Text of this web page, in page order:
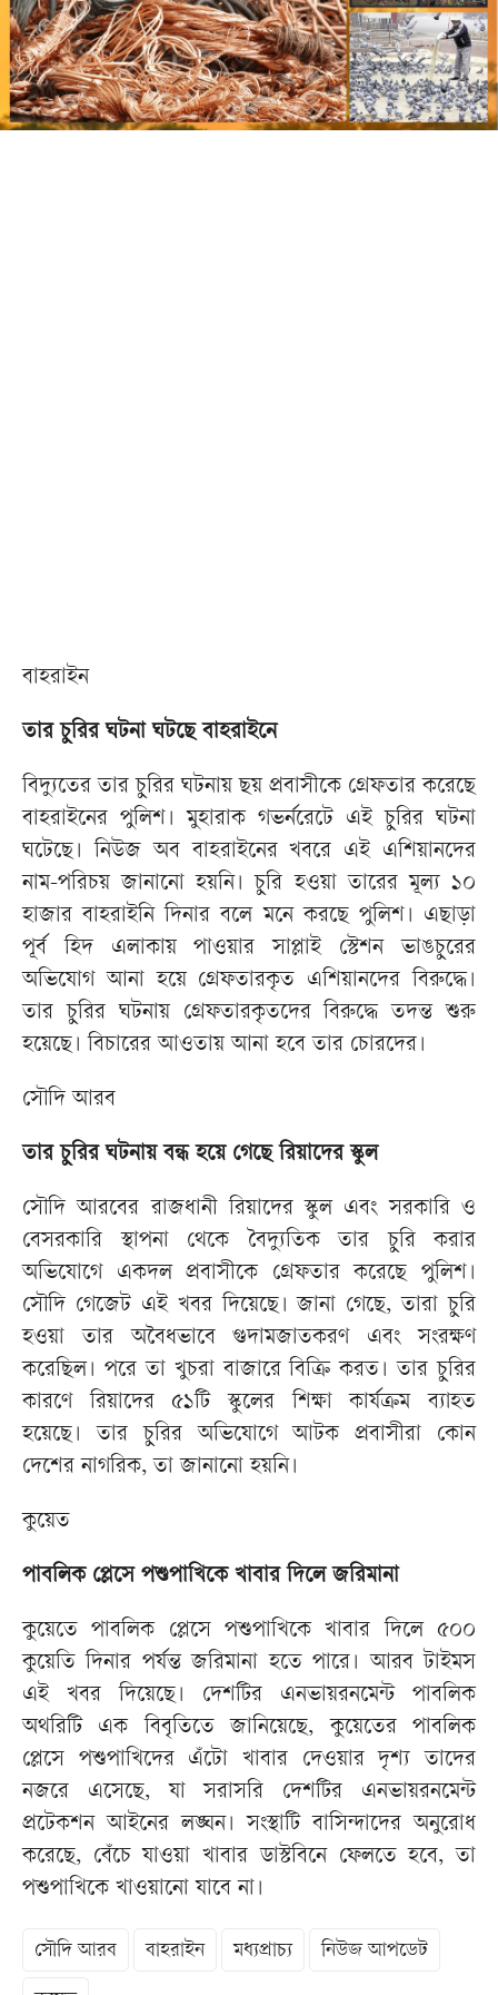
বাহরাইন
তার চুরির ঘটনা ঘটছে বাহরাইনে
বিদ্যুতের তার চুরির ঘটনায় ছয় প্রবাসীকে গ্রেফতার করেছে
বাহরাইনের পুলিশ। মুহারাক গভর্নরেটে এই চুরির ঘটনা
ঘটেছে। নিউজ অব বাহরাইনের খবরে এই এশিয়ানদের
নাম-পরিচয় জানানো হয়নি। চুরি হওয়া তারের মূল্য ১০
হাজার বাহরাইনি দিনার বলে মনে করছে পুলিশ। এছাড়া
পূর্ব হিদ এলাকায় পাওয়ার সাপ্লাই স্টেশন ভাঙচুরের
অভিযোগ আনা হয়ে গ্রেফতারকৃত এশিয়ানদের বিরুদ্ধে।
তার চুরির ঘটনায় গ্রেফতারকৃতদের বিরুদ্ধে তদন্ত শুরু
হয়েছে। বিচারের আওতায় আনা হবে তার চোরদের।
সৌদি আরব
তার চুরির ঘটনায় বন্ধ হয়ে গেছে রিয়াদের স্কুল
সৌদি আরবের রাজধানী রিয়াদের স্কুল এবং সরকারি ও
বেসরকারি স্থাপনা থেকে বৈদ্যুতিক তার চুরি করার
অভিযোগে একদল প্রবাসীকে গ্রেফতার করেছে পুলিশ।
সৌদি গেজেট এই খবর দিয়েছে। জানা গেছে, তারা চুরি
হওয়া তার অবৈধভাবে গুদামজাতকরণ এবং সংরক্ষণ
করেছিল। পরে তা খুচরা বাজারে বিক্রি করত। তার চুরির
কারণে রিয়াদের ৫১টি স্কুলের শিক্ষা কার্যক্রম ব্যাহত
হয়েছে। তার চুরির অভিযোগে আটক প্রবাসীরা কোন
দেশের নাগরিক, তা জানানো হয়নি।
কুয়েত
পাবলিক প্লেসে পশুপাখিকে খাবার দিলে জরিমানা
কুয়েতে পাবলিক প্লেসে পশুপাখিকে খাবার দিলে ৫০০
কুয়েতি দিনার পর্যন্ত জরিমানা হতে পারে। আরব টাইমস
এই খবর দিয়েছে। দেশটির এনভায়রনমেন্ট পাবলিক
অথরিটি এক বিবৃতিতে জানিয়েছে, কুয়েতের পাবলিক
প্লেসে পশুপাখিদের এঁটো খাবার দেওয়ার দৃশ্য তাদের
নজরে এসেছে, যা সরাসরি দেশটির এনভায়রনমেন্ট
প্রটেকশন আইনের লঙ্ঘন। সংস্থাটি বাসিন্দাদের অনুরোধ
করেছে, বেঁচে যাওয়া খাবার ডাস্টবিনে ফেলতে হবে, তা
পশুপাখিকে খাওয়ানো যাবে না।
সৌদি আরব বাহরাইন মধ্যপ্রাচ্য নিউজ আপডেট